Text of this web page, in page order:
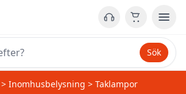
Sök
> Inomhusbelysning > Taklampor